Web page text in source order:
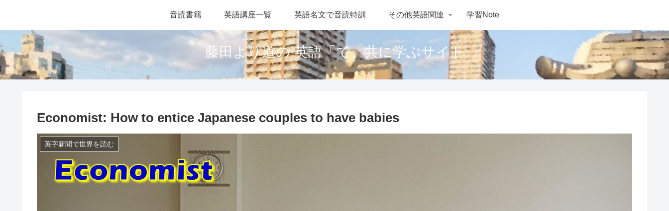
藤田より道の 英語「で」共に学ぶサイト
音読書籍 英語講座一覧 英語名文で音読特訓 その他英語関連 学習Note
Economist: How to entice Japanese couples to have babies
英字新聞で世界を読む